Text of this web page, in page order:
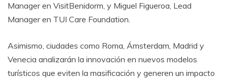
Manager en VisitBenidorm, y Miguel Figueroa, Lead
Manager en TUI Care Foundation.
Asimismo, ciudades como Roma, Ámsterdam, Madrid y
Venecia analizarán la innovación en nuevos modelos
turísticos que eviten la masificación y generen un impacto